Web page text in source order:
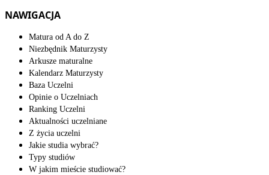
NAWIGACJA
Matura od A do Z
Niezbędnik Maturzysty
Arkusze maturalne
Kalendarz Maturzysty
Baza Uczelni
Opinie o Uczelniach
Ranking Uczelni
Aktualności uczelniane
Z życia uczelni
Jakie studia wybrać?
Typy studiów
W jakim mieście studiować?